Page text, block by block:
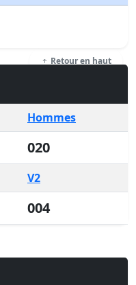
Retour en haut
Hommes
020
V2
004